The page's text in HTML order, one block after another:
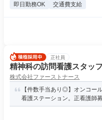
即日勤務OK 交通費支給
正社員
精神科の訪問看護スタッ
株式会社ファーストナース
【件数手当あり◎】オンコー
看護ステーション。正看護師